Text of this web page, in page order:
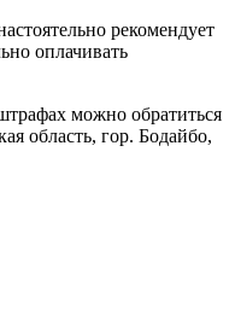
рекомендует
оплачивать
можно обратиться
область, гор. Бодайбо,